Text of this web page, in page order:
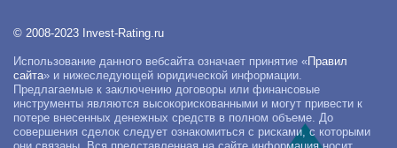
© 2008-2023 Invest-Rating.ru
Использование данного вебсайта означает принятие «Правил
сайта» и нижеследующей юридической информации.
Предлагаемые к заключению договоры или финансовые
инструменты являются высокорискованными и могут привести к
потере внесенных денежных средств в полном объеме. До
совершения сделок следует ознакомиться с рисками, с которыми